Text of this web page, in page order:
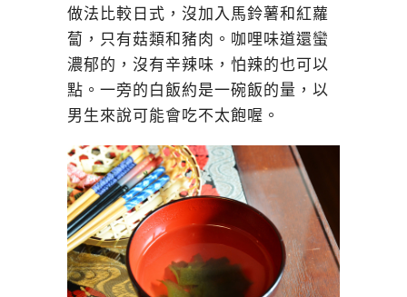
做法比較日式，沒加入馬鈴薯和紅蘿
蔔，只有菇類和豬肉。咖哩味道還蠻
濃郁的，沒有辛辣味，怕辣的也可以
點。一旁的白飯約是一碗飯的量，以
男生來說可能會吃不太飽喔。